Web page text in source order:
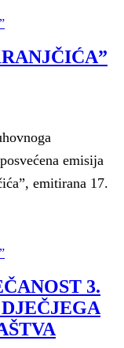
emisija
emitirana 17.
3.